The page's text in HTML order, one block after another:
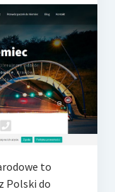
to
Polski do